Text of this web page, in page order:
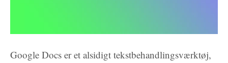
Google Docs er et alsidigt tekstbehandlingsværktøj,